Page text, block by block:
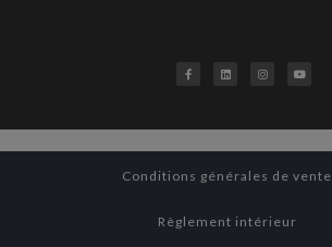
Conditions générales de vente
Règlement intérieur